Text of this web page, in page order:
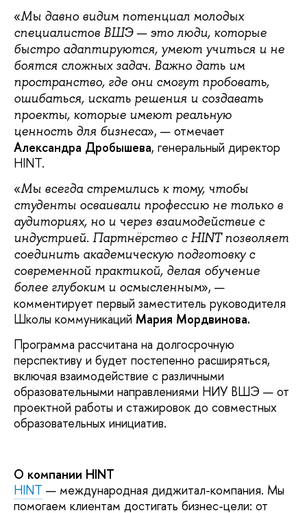
«Мы давно видим потенциал молодых
специалистов ВШЭ — это люди, которые
быстро адаптируются, умеют учиться и не
боятся сложных задач. Важно дать им
пространство, где они смогут пробовать,
ошибаться, искать решения и создавать
проекты, которые имеют реальную
ценность для бизнеса», — отмечает
Александра Дробышева, генеральный директор
HINT.
«Мы всегда стремились к тому, чтобы
студенты осваивали профессию не только в
аудиториях, но и через взаимодействие с
индустрией. Партнёрство с HINT позволяет
соединить академическую подготовку с
современной практикой, делая обучение
более глубоким и осмысленным», —
комментирует первый заместитель руководителя
Школы коммуникаций Мария Мордвинова.
Программа рассчитана на долгосрочную
перспективу и будет постепенно расширяться,
включая взаимодействие с различными
образовательными направлениями НИУ ВШЭ — от
проектной работы и стажировок до совместных
образовательных инициатив.
О компании HINT
HINT — международная диджитал-компания. Мы
помогаем клиентам достигать бизнес-цели: от